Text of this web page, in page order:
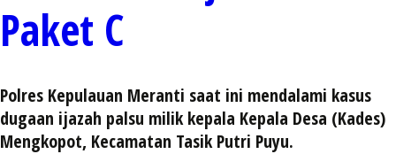
Paket C
Polres Kepulauan Meranti saat ini mendalami kasus
dugaan ijazah palsu milik kepala Kepala Desa (Kades)
Mengkopot, Kecamatan Tasik Putri Puyu.